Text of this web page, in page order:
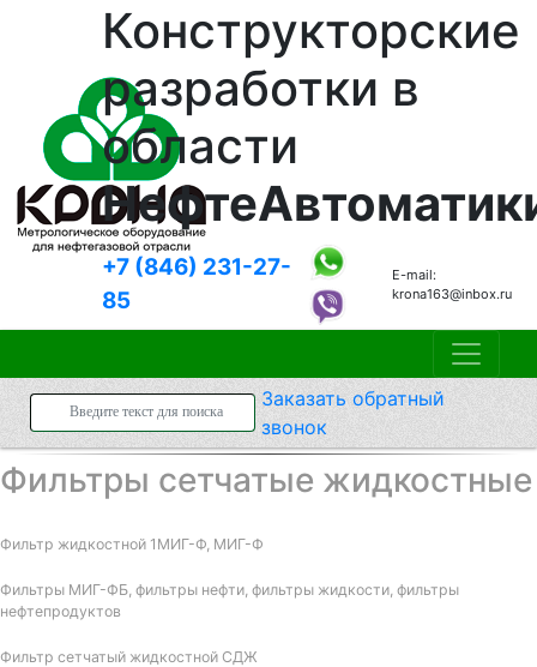
Конструкторские
разработки в
области
+7 (846) 231-27-
85
E-mail:
krona163@inbox.ru
Заказатьобратный
звонок
Фильтры сетчатые жидкостные
Фильтр жидкостной 1МИГ-Ф, МИГ-Ф
Фильтры МИГ-ФБ, фильтры нефти, фильтры жидкости, фильтры
нефтепродуктов
Фильтр сетчатый жидкостной СДЖ